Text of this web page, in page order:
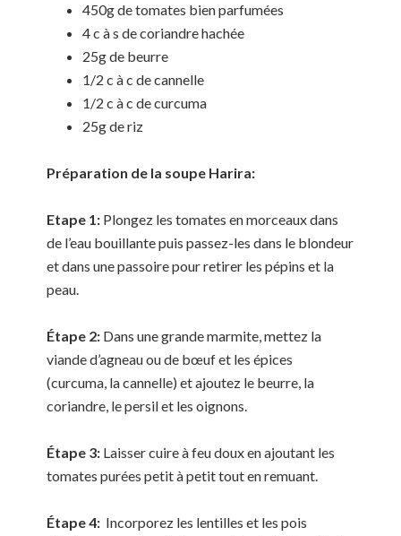
450g de tomates bien parfumées
4 c à s de coriandre hachée
25g de beurre
1/2 c à c de cannelle
1/2 c à c de curcuma
25g de riz
Préparation de la soupe Harira:
Etape 1: Plongez les tomates en morceaux dans
de l’eau bouillante puis passez-les dans le blondeur
et dans une passoire pour retirer les pépins et la
peau.
Étape 2: Dans une grande marmite, mettez la
viande d’agneau ou de bœuf et les épices
(curcuma, la cannelle) et ajoutez le beurre, la
coriandre, le persil et les oignons.
Étape 3: Laisser cuire à feu doux en ajoutant les
tomates purées petit à petit tout en remuant.
Étape 4: Incorporez les lentilles et les pois